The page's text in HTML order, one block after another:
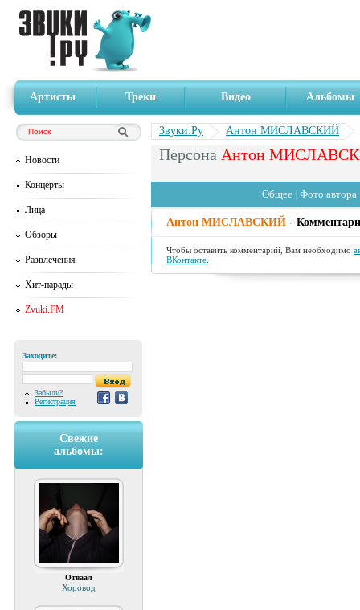
Артисты Треки Видео Альбомы
Новости
Концерты
Лица
Обзоры
Развлечения
Хит-парады
Zvuki.FM
Заходите:
Забыли?
Регистрация
Свежие
альбомы:
Отваал
Хоровод
Звуки.Ру Антон МИСЛАВСКИЙ
Персона Антон
Общее| Фото автора
Антон МИСЛАВСКИЙ -
Чтобы оставить комментарий, Вам необходимо
ВКонтакте